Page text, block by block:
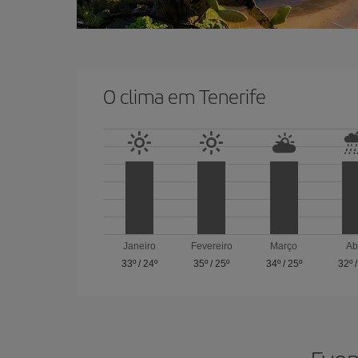
O clima em Tenerife
Janeiro
33º/ 24º
Fevereiro
35º /25º
Março
34º/ 25º
32º